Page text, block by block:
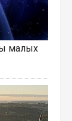
малых